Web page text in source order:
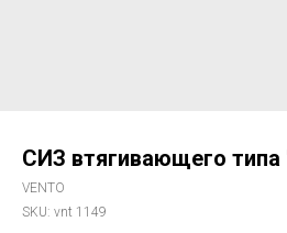
СИЗ втягивающего
VENTO
SKU: vnt 1149